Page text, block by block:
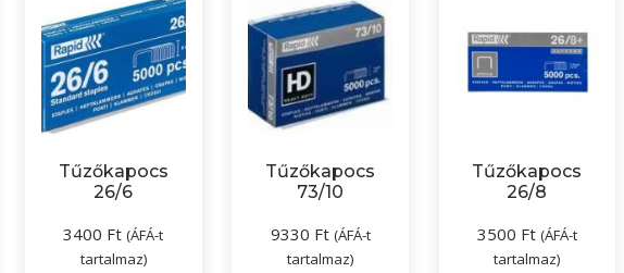
Tűzőkapocs
26/6
3400 Ft (ÁFÁ-t
tartalmaz)
Tűzőkapocs
73/10
9330 Ft (ÁFÁ-t
tartalmaz)
Tűzőkapocs
26/8
3500 Ft (ÁFÁ-t
tartalmaz)